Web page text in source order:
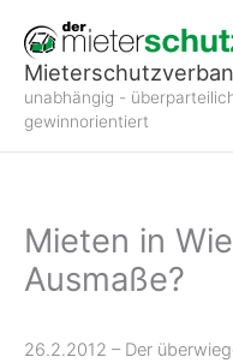
Inhalt
springen
unabhängig -
gewinnorientiert
Mieten in
Ausmaße?
26.2.2012 – Der